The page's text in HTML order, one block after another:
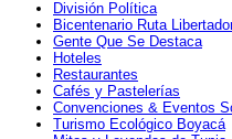
División Política
Bicentenario Ruta
Gente Que Se Destaca
Hoteles
Restaurantes
Cafés y Pastelerías
Convenciones & Eventos
Turismo Ecológico Boyacá